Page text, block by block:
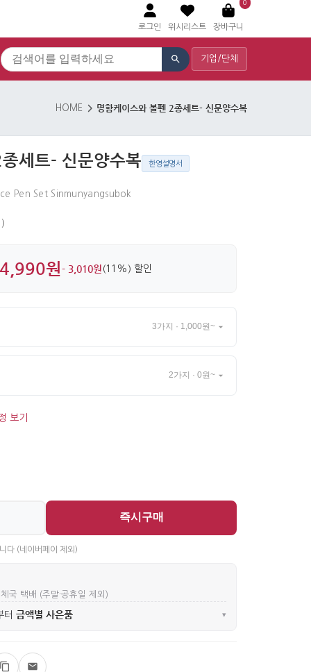
로그인 위시리스트
0
장바구니
기업/단체
HOME 명함케이스와 볼펜 2종세트- 신문양수복
세트- 신문양수복 한영설명서
Pen Set Sinmunyangsubok
원 - 3,010원 (11%) 할인
3가지 · 1,000원~
2가지 · 0원~
보기
즉시구매
다 (네이버페이 제외)
국 택배 (주말·공휴일 제외)
터 금액별 사은품 ▾